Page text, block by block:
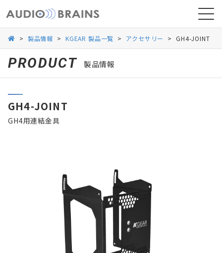
導入事例
お問い合わせ
> 製品情報 > KGEAR 製品一覧 > アクセサリー > GH4-JOINT
PRODUCT 製品情報
GH4-JOINT
GH4用連結金具